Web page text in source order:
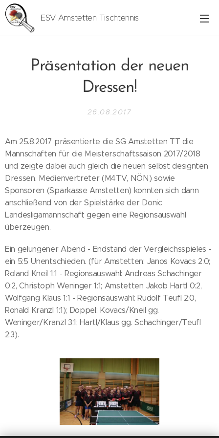
ESV Amstetten Tischtennis
Präsentation der neuen
Dressen!
26.08.2017
Am 25.8.2017 präsentierte die SG Amstetten TT die
Mannschaften für die Meisterschaftssaison 2017/2018
und zeigte dabei auch gleich die neuen selbst designten
Dressen. Medienvertreter (M4TV, NÖN) sowie
Sponsoren (Sparkasse Amstetten) konnten sich dann
anschließend von der Spielstärke der Donic
Landesligamannschaft gegen eine Regionsauswahl
überzeugen.
Ein gelungener Abend - Endstand der Vergleichsspieles -
ein 5:5 Unentschieden. (für Amstetten: Janos Kovacs 2:0;
Roland Kneil 1:1 - Regionsauswahl: Andreas Schachinger
0:2, Christoph Weninger 1:1; Amstetten Jakob Hartl 0:2,
Wolfgang Klaus 1:1 - Regionsauswahl: Rudolf Teufl 2:0,
Ronald Kranzl 1:1); Doppel: Kovacs/Kneil gg.
Weninger/Kranzl 3:1; Hartl/Klaus gg. Schachinger/Teufl
2:3).